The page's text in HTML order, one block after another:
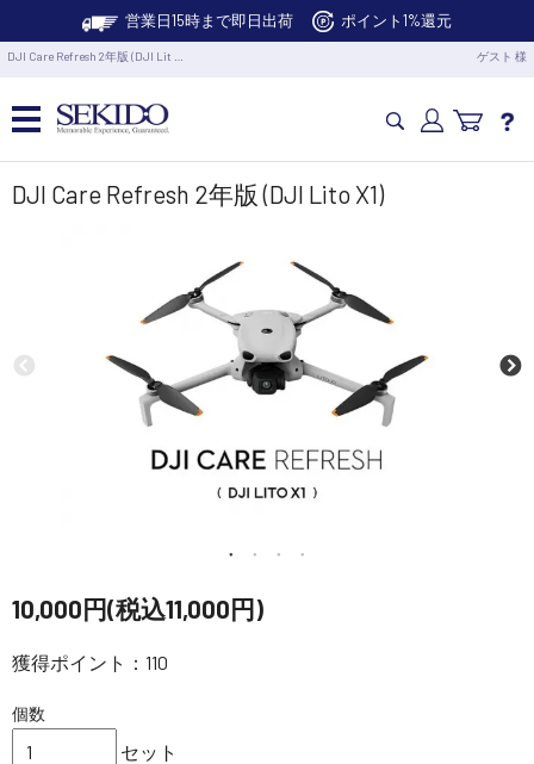
営業日15時まで即日出荷 ポイント1%還元
DJI Care Refresh 2年版 (DJI Lit … ゲスト 様
カメラドローン・生活家電
カメラ・スタビライザー
業務用ドローン・業務関連製品
水中ドローン(ROV)・水中スクーター
講習会･国家資格･WEBセミナー
定期配信!
DJI Care Refresh 2年版 (DJI Lito X1)
10,000円(税込11,000円)
獲得ポイント：110
個数
セット